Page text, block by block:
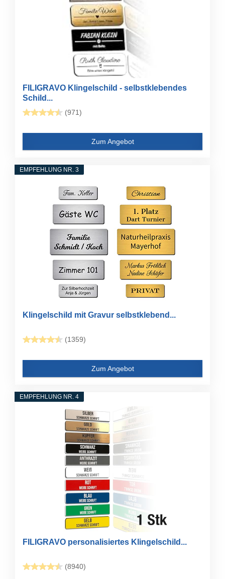
FILIGRAVO Klingelschild - selbstklebendes
Schild...
(971)
Zum Angebot
EMPFEHLUNG NR. 3
Klingelschild mit Gravur selbstklebend...
(1359)
Zum Angebot
EMPFEHLUNG NR. 4
FILIGRAVO personalisiertes Klingelschild...
(8940)